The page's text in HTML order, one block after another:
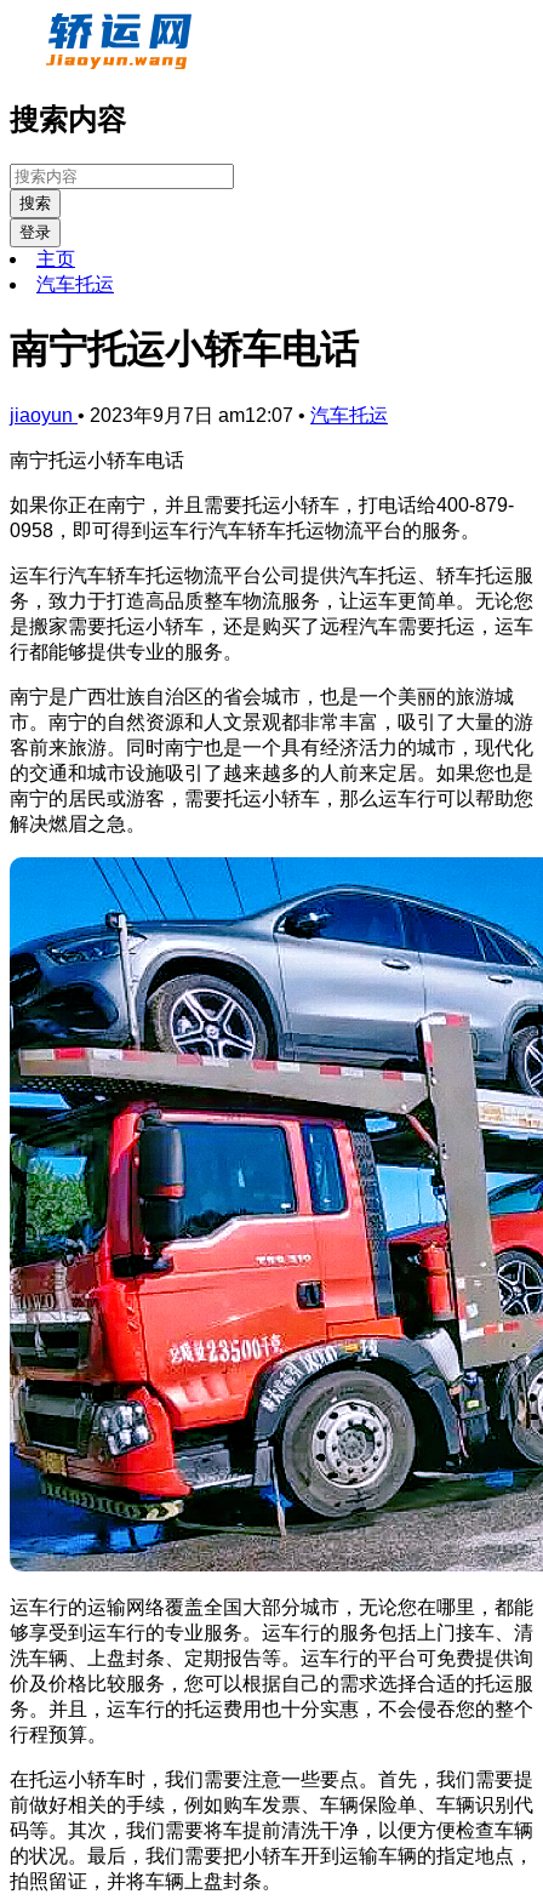
搜索内容
搜索
登录
主页
汽车托运
南宁托运小轿车电话
jiaoyun • 2023年9月7日 am12:07 • 汽车托运
南宁托运小轿车电话
如果你正在南宁，并且需要托运小轿车，打电话给400-879-
0958，即可得到运车行汽车轿车托运物流平台的服务。
运车行汽车轿车托运物流平台公司提供汽车托运、轿车托运服
务，致力于打造高品质整车物流服务，让运车更简单。无论您
是搬家需要托运小轿车，还是购买了远程汽车需要托运，运车
行都能够提供专业的服务。
南宁是广西壮族自治区的省会城市，也是一个美丽的旅游城
市。南宁的自然资源和人文景观都非常丰富，吸引了大量的游
客前来旅游。同时南宁也是一个具有经济活力的城市，现代化
的交通和城市设施吸引了越来越多的人前来定居。如果您也是
南宁的居民或游客，需要托运小轿车，那么运车行可以帮助您
解决燃眉之急。
运车行的运输网络覆盖全国大部分城市，无论您在哪里，都能
够享受到运车行的专业服务。运车行的服务包括上门接车、清
洗车辆、上盘封条、定期报告等。运车行的平台可免费提供询
价及价格比较服务，您可以根据自己的需求选择合适的托运服
务。并且，运车行的托运费用也十分实惠，不会侵吞您的整个
行程预算。
在托运小轿车时，我们需要注意一些要点。首先，我们需要提
前做好相关的手续，例如购车发票、车辆保险单、车辆识别代
码等。其次，我们需要将车提前清洗干净，以便方便检查车辆
的状况。最后，我们需要把小轿车开到运输车辆的指定地点，
拍照留证，并将车辆上盘封条。